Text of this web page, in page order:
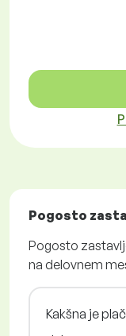
Pogosto
Pogosto
na delovnem
Kakšna je